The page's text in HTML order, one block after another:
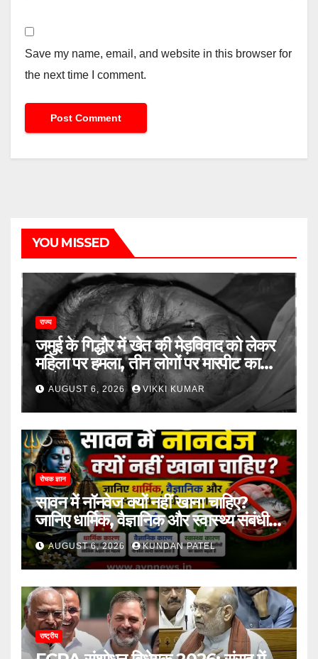
Save my name, email, and website in this browser for
the next time I comment.
YOU MISSED
राज्य
जमुई के गिद्धौर में खेत की मेड़विवाद को लेकर
महिला पर हमला, तीन लोगों पर मारपीट का
आरोप
AUGUST 6, 2026 VIKKI KUMAR
रोचक ज्ञान
सावन में नॉनवेज क्यों नहीं खाना चाहिए?
जानिए धार्मिक, वैज्ञानिक और स्वास्थ्य संबंधी
कारण..
AUGUST 6, 2026 KUNDAN PATEL
राष्ट्रीय